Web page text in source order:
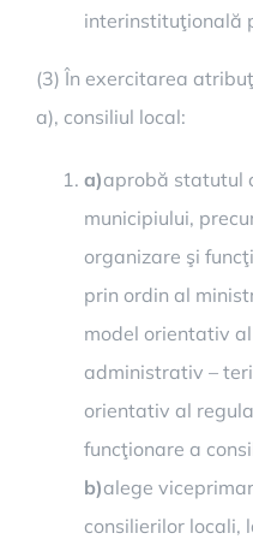
interinstituţională
(3) În exercitarea
a), consiliul local:
a)aprobă statutul
municipiului,
organizare şi
prin ordin al
model orientativ
administrativ –
orientativ al
funcţionare a
b)alege
consilierilor locali,